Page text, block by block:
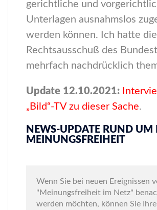
gerichtliche und
Unterlagen ausnahmslos
werden können. Ich hatte
Rechtsausschuß des
mehrfach nachdrücklich
Update 12.10.2021:
„Bild“-TV zu dieser Sache.
NEWS-UPDATE RUND UM
MEINUNGSFREIHEIT
Wenn Sie bei neuen Ereignissen
"Meinungsfreiheit im Netz"
werden möchten, können Sie